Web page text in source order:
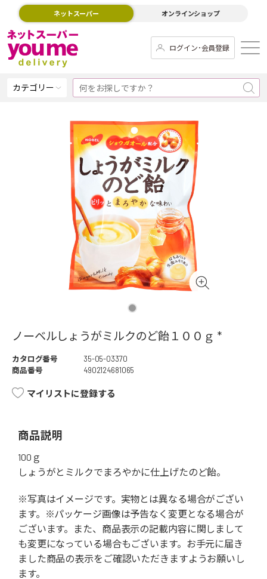
ネットスーパー オンラインショップ
ログイン･会員登録
カテゴリー
ノーベルしょうがミルクのど飴１００ｇ *
カタログ番号
35-05-03370
商品番号
4902124681065
マイリストに登録する
商品説明
100ｇ
しょうがとミルクでまろやかに仕上げたのど飴。
※写真はイメージです。実物とは異なる場合がござい
ます。※パッケージ画像は予告なく変更となる場合が
ございます。また、商品表示の記載内容に関しまして
も変更になっている場合もございます。お手元に届き
ました商品の表示をご確認いただきますようお願いし
ます。